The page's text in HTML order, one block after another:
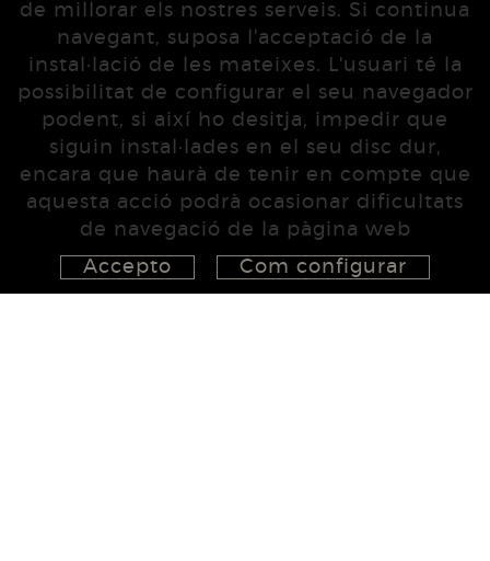
de millorar els nostres serveis. Si continua
navegant, suposa l'acceptació de la
instal·lació de les mateixes. L'usuari té la
possibilitat de configurar el seu navegador
podent, si així ho desitja, impedir que
siguin instal·lades en el seu disc dur,
encara que haurà de tenir en compte que
aquesta acció podrà ocasionar dificultats
de navegació de la pàgina web
Accepto
Com configurar